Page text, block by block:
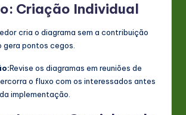
Criação Individual
cria o diagrama sem a contribuição
gera pontos cegos.
Revise os diagramas em reuniões de
o fluxo com os interessados antes
implementação.